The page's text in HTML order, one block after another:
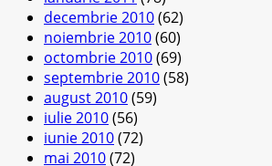
decembrie 2010(62)
noiembrie 2010(60)
octombrie 2010(69)
septembrie 2010(58)
august 2010(59)
iulie 2010(56)
iunie 2010(72)
mai 2010(72)